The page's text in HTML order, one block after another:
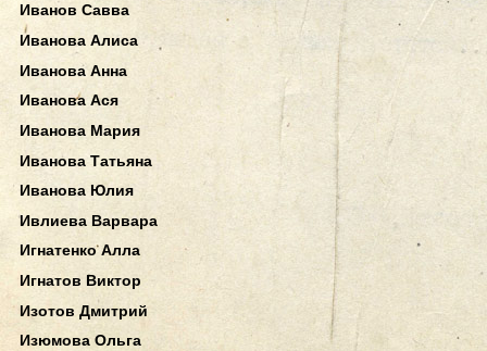
Иванов Савва
Иванова Алиса
Иванова Анна
Иванова Ася
Иванова Мария
Иванова Татьяна
Иванова Юлия
Ивлиева Варвара
Игнатенко Алла
Игнатов Виктор
Изотов Дмитрий
Изюмова Ольга